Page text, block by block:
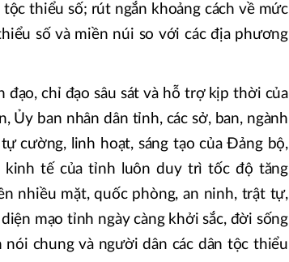
thiểu số; rút ngắn khoảng cách về mức
số và miền núi so với các địa phương
đạo, chỉ đạo sâu sát và hỗ trợ kịp thời của
Ủy ban nhân dân tỉnh, các sở, ban, ngành
cường, linh hoạt, sáng tạo của Đảng bộ,
kinh tế của tỉnh luôn duy trì tốc độ tăng
nhiều mặt, quốc phòng, an ninh, trật tự,
mạo tỉnh ngày càng khởi sắc, đời sống
chung và người dân các dân tộc thiểu